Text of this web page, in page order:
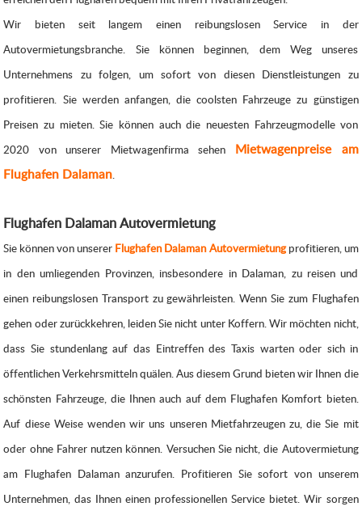
Wir bieten seit langem einen reibungslosen Service in der
Autovermietungsbranche. Sie können beginnen, dem Weg unseres
Unternehmens zu folgen, um sofort von diesen Dienstleistungen zu
profitieren. Sie werden anfangen, die coolsten Fahrzeuge zu günstigen
Preisen zu mieten. Sie können auch die neuesten Fahrzeugmodelle von
2020 von unserer Mietwagenfirma sehen Mietwagenpreise am
Flughafen Dalaman.
Flughafen DalamanAutovermietung
Sie können von unserer Flughafen DalamanAutovermietungprofitieren, um
in den umliegenden Provinzen, insbesondere in Dalaman, zu reisen und
einen reibungslosen Transport zu gewährleisten. Wenn Sie zum Flughafen
gehen oder zurückkehren, leiden Sie nicht unter Koffern. Wir möchten nicht,
dass Sie stundenlang auf das Eintreffen des Taxis warten oder sich in
öffentlichen Verkehrsmitteln quälen. Aus diesem Grund bieten wir Ihnen die
schönsten Fahrzeuge, die Ihnen auch auf dem Flughafen Komfort bieten.
Auf diese Weise wenden wir uns unseren Mietfahrzeugen zu, die Sie mit
oder ohne Fahrer nutzen können. Versuchen Sie nicht, die Autovermietung
am Flughafen Dalaman anzurufen. Profitieren Sie sofort von unserem
Unternehmen, das Ihnen einen professionellen Service bietet. Wir sorgen